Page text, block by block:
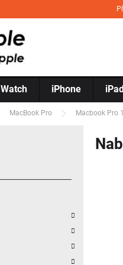
Watch iPhone iPad
MacBook Pro Macbook Pro